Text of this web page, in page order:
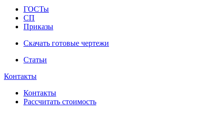
ГОСТы
СП
Приказы
Скачать готовые чертежи
Статьи
Контакты
Контакты
Рассчитать стоимость